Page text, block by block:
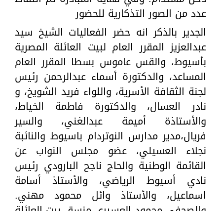
عدد من الصور التذكارية للحضور
الجدير بالذكر انه حضر الفعاليات الشيخ سيد
عبدالعزيز المقرر العام لبيت العائلة المصرية
بأسيوط، والقس عاموس بسطا المقرر العام
المساعد، والدكتورة أسماء عبدالرحمن رئيس
لجنة الثقافة الأسرية، واللواء فريد الشويخ، و
نادر العسال، والدكتورة فاطمة الخياط،
والأستاذة أميمة عبدالغني، والسير
فريال،مدير مدارس النوتردام باسيوط والنائبة
نجلاء العسيلي، عضو مجلس النواب عن
القائمة الوطنية والحاج ناجح البارودي رئيس
نادي أسيوط الرياضي، والأستاذ أسامة
اسماعيل، والأستاذ وائل محمود مهني.